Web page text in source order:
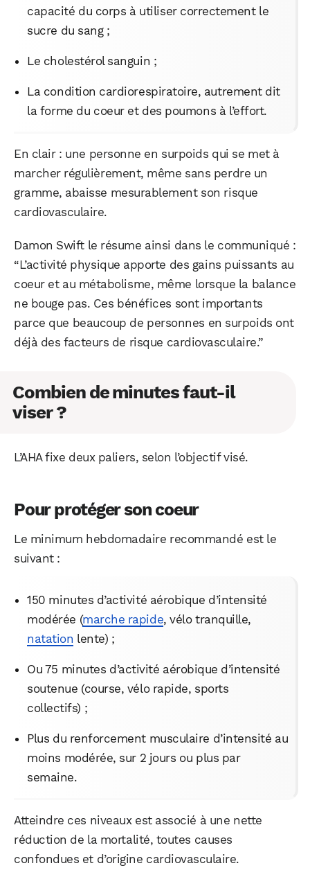
capacité du corps à utiliser correctement le
sucre du sang ;
Le cholestérol sanguin ;
La condition cardiorespiratoire, autrement dit
la forme du coeur et des poumons à l’effort.
En clair : une personne en surpoids qui se met à
marcher régulièrement, même sans perdre un
gramme, abaisse mesurablement son risque
cardiovasculaire.
Damon Swift le résume ainsi dans le communiqué :
“L’activité physique apporte des gains puissants au
coeur et au métabolisme, même lorsque la balance
ne bouge pas. Ces bénéfices sont importants
parce que beaucoup de personnes en surpoids ont
déjà des facteurs de risque cardiovasculaire.”
Combien de minutes faut-il
viser ?
L’AHA fixe deux paliers, selon l’objectif visé.
Pour protéger son coeur
Le minimum hebdomadaire recommandé est le
suivant :
150 minutes d’activité aérobique d’intensité
modérée (marche rapide, vélo tranquille,
natation lente) ;
Ou 75 minutes d’activité aérobique d’intensité
soutenue (course, vélo rapide, sports
collectifs) ;
Plus du renforcement musculaire d’intensité au
moins modérée, sur 2 jours ou plus par
semaine.
Atteindre ces niveaux est associé à une nette
réduction de la mortalité, toutes causes
confondues et d’origine cardiovasculaire.